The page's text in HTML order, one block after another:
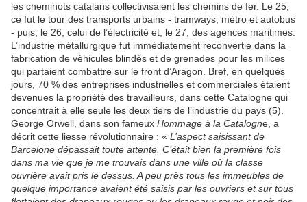
les cheminots catalans collectivisaient les chemins de fer. Le 25,
ce fut le tour des transports urbains - tramways, métro et autobus
- puis, le 26, celui de l’électricité et, le 27, des agences maritimes.
L’industrie métallurgique fut immédiatement reconvertie dans la
fabrication de véhicules blindés et de grenades pour les milices
qui partaient combattre sur le front d’Aragon. Bref, en quelques
jours, 70 % des entreprises industrielles et commerciales étaient
devenues la propriété des travailleurs, dans cette Catalogne qui
concentrait à elle seule les deux tiers de l’industrie du pays (5).
George Orwell, dans son fameux Hommage à la Catalogne, a
décrit cette liesse révolutionnaire : « L’aspect saisissant de
Barcelone dépassait toute attente. C’était bien la première fois
dans ma vie que je me trouvais dans une ville où la classe
ouvrière avait pris le dessus. A peu près tous les immeubles de
quelque importance avaient été saisis par les ouvriers et sur tous